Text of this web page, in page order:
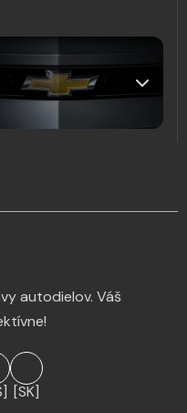
autodielov. Váš
[SK]